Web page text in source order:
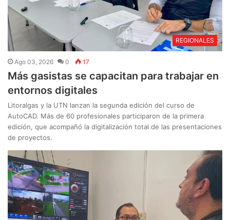
REGIONALES
Ago 03, 2026 0 17
Más gasistas se capacitan para trabajar en
entornos digitales
Litoralgas y la UTN lanzan la segunda edición del curso de
AutoCAD. Más de 60 profesionales participaron de la primera
edición, que acompañó la digitalización total de las presentaciones
de proyectos.